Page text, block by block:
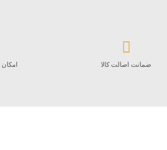
ضمانت اصالت کالا امکان